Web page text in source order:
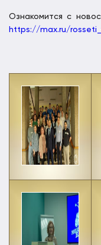
Ознакомится с
https://max.ru/